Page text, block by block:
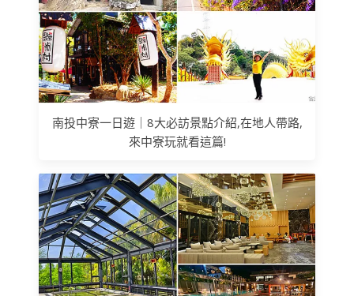
南投中寮一日遊｜8大必訪景點介紹,在地人帶路,
來中寮玩就看這篇!